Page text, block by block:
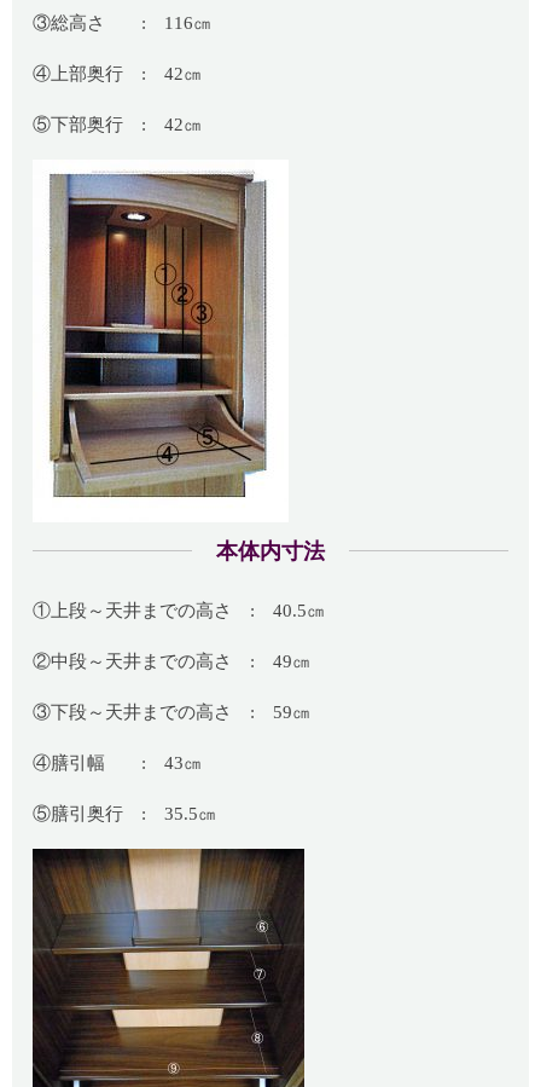
③総高さ : 116㎝
④上部奥行 : 42㎝
⑤下部奥行 : 42㎝
本体内寸法
①上段～天井までの高さ : 40.5㎝
②中段～天井までの高さ : 49㎝
③下段～天井までの高さ : 59㎝
④膳引幅 : 43㎝
⑤膳引奥行 : 35.5㎝